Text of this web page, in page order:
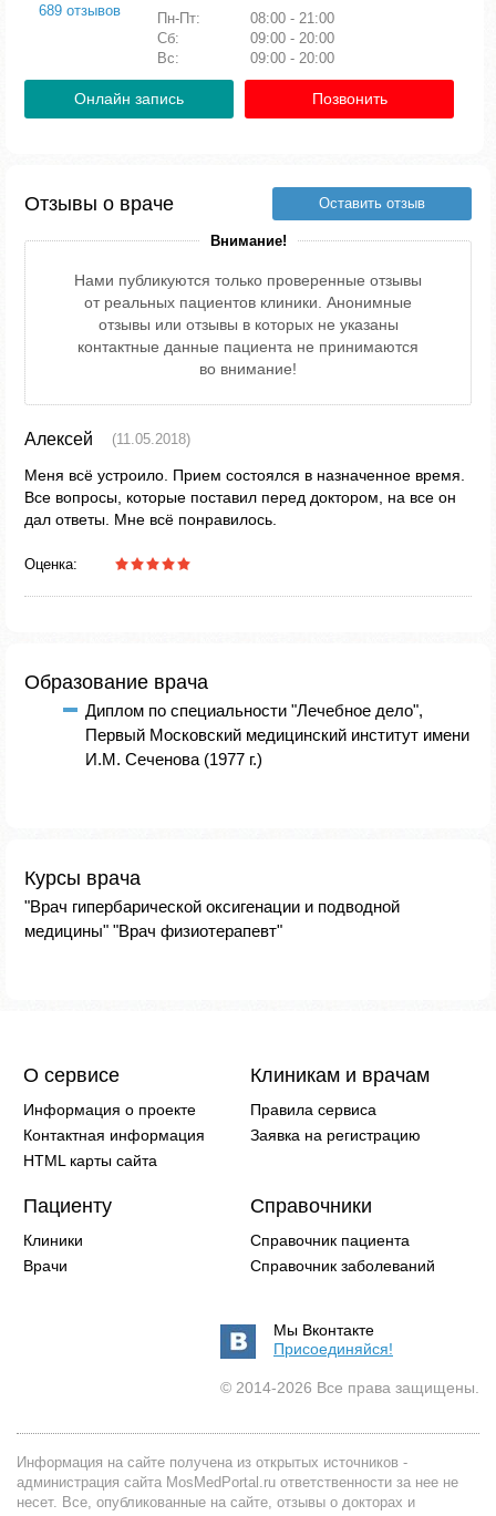
689 отзывов Пн-Пт:
08:00 - 21:00
Сб:
09:00 - 20:00
Вс:
09:00 - 20:00
Онлайн запись Позвонить
Отзывы о враче Оставить отзыв
Внимание!
Нами публикуются только проверенные отзывы
от реальных пациентов клиники. Анонимные
отзывы или отзывы в которых не указаны
контактные данные пациента не принимаются
во внимание!
Алексей (11.05.2018)
Меня всё устроило. Прием состоялся в назначенное время.
Все вопросы, которые поставил перед доктором, на все он
дал ответы. Мне всё понравилось.
Оценка:
Образование врача
Диплом по специальности "Лечебное дело",
Первый Московский медицинский институт имени
И.М. Сеченова (1977 г.)
Курсы врача
"Врач гипербарической оксигенации и подводной
медицины" "Врач физиотерапевт"
О сервисе
Информация о проекте
Контактная информация
HTML карты сайта
Клиникам и врачам
Правила сервиса
Заявка на регистрацию
Пациенту
Клиники
Врачи
Справочники
Справочник пациента
Справочник заболеваний
Мы Вконтакте
Присоединяйся!
© 2014-2026 Все права защищены.
Информация на сайте получена из открытых источников -
администрация сайта MosMedPortal.ru ответственности за нее не
несет. Все, опубликованные на сайте, отзывы о докторах и